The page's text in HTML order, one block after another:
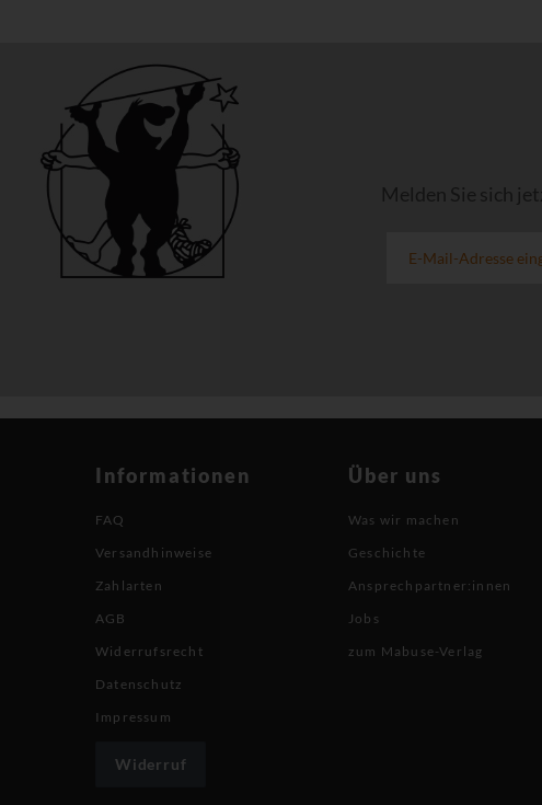
Melden Sie sich
Informationen
FAQ
Versandhinweise
Zahlarten
AGB
Widerrufsrecht
Datenschutz
Impressum
Widerruf
Über uns
Was wir machen
Geschichte
Ansprechpartner:innen
Jobs
zum Mabuse-Verlag